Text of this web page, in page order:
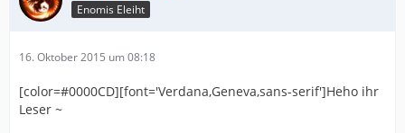
Enomis Eleiht
16. Oktober 2015 um 08:18
[color=#0000CD][font='Verdana,Geneva,sans-serif']Heho ihr
Leser ~